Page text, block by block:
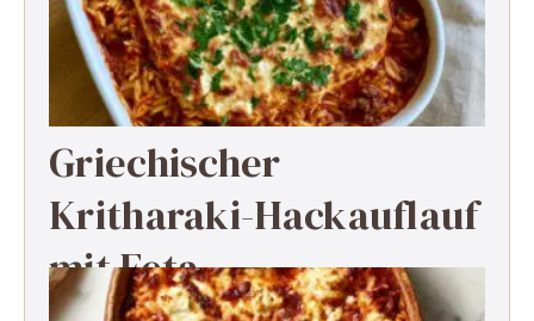
Griechischer
Kritharaki-Hackauflauf
mit Feta